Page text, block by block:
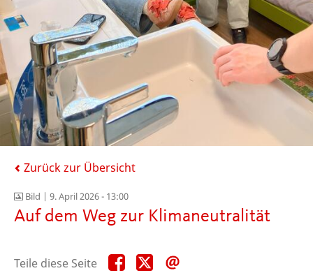
Zurück zur Übersicht
Bild | 9. April 2026 - 13:00
Auf dem Weg zur Klimaneutralität
Teile diese Seite Teile
diese
Teile
diese